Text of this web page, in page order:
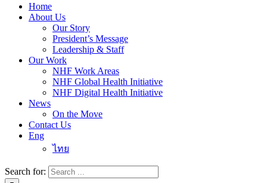
Home
About Us
Our Story
President’s Message
Leadership & Staff
Our Work
NHF Work Areas
NHF Global Health Initiative
NHF Digital Health Initiative
News
On the Move
Contact Us
Eng
ไทย
Search for: